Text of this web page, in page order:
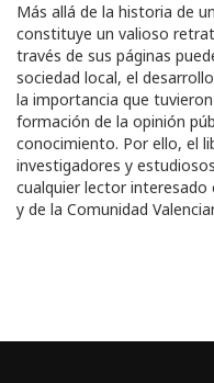
Más allá de la historia de
constituye un valioso
través de sus páginas
sociedad local, el
la importancia que
formación de la opinión
conocimiento. Por ello, el
investigadores y
cualquier lector
y de la Comunidad